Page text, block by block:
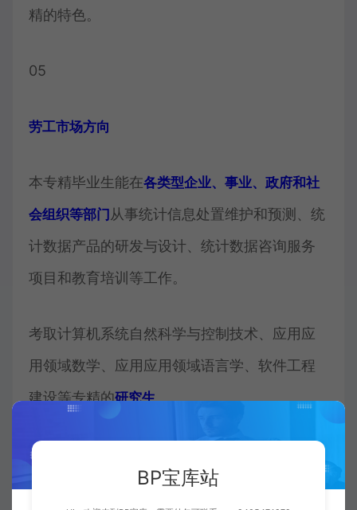
精的特色。
05
劳工市场方向
本专精毕业生能在各类型企业、事业、政府和社
会组织等部门 从事统计信息处置维护和预测、统
计数据产品的研发与设计、统计数据咨询服务
项目和教育培训等工作。
考取计算机系统自然科学与控制技术、应用应
用领域数学、应用应用领域语言学、软件工程
建设等专精的研究生。
06
BP宝库站